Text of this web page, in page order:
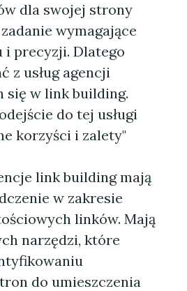
dla swojej strony
wymagające
precyzji. Dlatego
z usług agencji
się w link building.
do tej usługi
korzyści i zalety"
link building mają
w zakresie
linków. Mają
narzędzi, które
do umieszczenia